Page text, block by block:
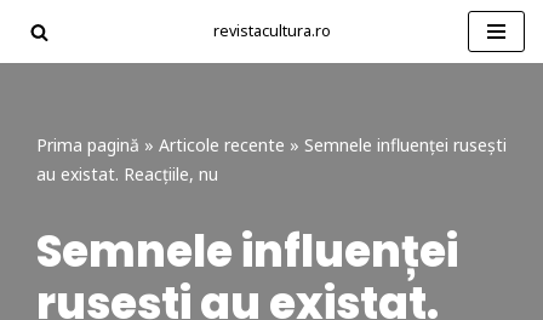
Sari
revistacultura.ro
Prima pagină » Articole recente » Semnele influenței rusești
au existat. Reacțiile, nu
Semnele influenței
rusești au existat.